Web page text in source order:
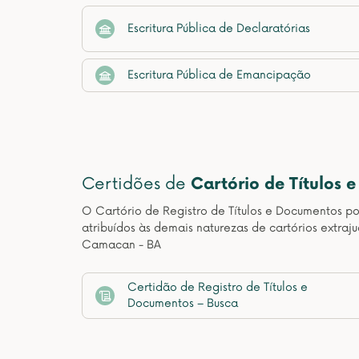
Escritura Pública de Declaratórias
Escritura Pública de Emancipação
Certidões de Cartório de Títulos
O Cartório de Registro de Títulos e Documentos
atribuídos às demais naturezas de cartórios
Camacan - BA
Certidão de Registro de Títulos e
Documentos – Busca